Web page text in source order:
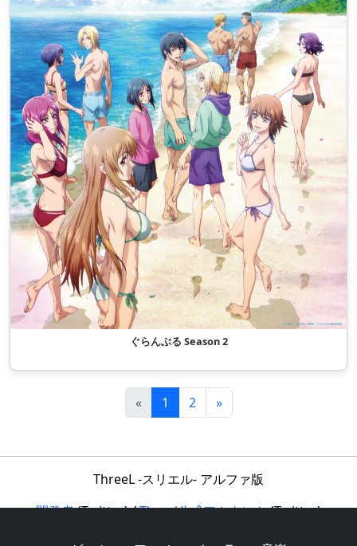
ぐらんぶる Season 2
« 1 2 »
ThreeL -スリエル- アルファ版
開発者(Twitter) /Threel公式アカウント(Twitter)